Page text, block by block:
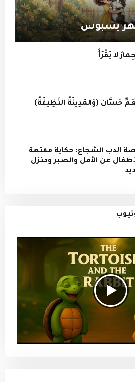
بسبوس
لا يَقْرَأُ
حَسَّان (وَالمَدِينَةُ النَّظِيفَةُ)
الدب الشجاع: حكاية ممتعة
عن الأمل والصبر ومنزل